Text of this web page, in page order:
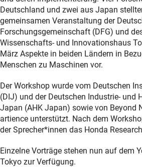
Deutschland und zwei aus Japan
gemeinsamen Veranstaltung der
Forschungsgemeinschaft (DFG) und
Wissenschafts- und Innovationshaus
März Aspekte in beiden Ländern in
Menschen zu Maschinen vor.
Der Workshop wurde vom Deutschen
(DIJ) und der Deutschen Industrie- und
Japan (AHK Japan) sowie von Beyond
artience unterstützt. Nach dem
der Sprecher*innen das Honda
Einzelne Vorträge stehen nun auf dem
Tokyo zur Verfügung.